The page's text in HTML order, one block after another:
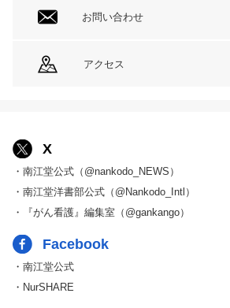
お問い合わせ
アクセス
X
・南江堂公式（@nankodo_NEWS）
・南江堂洋書部公式（@Nankodo_Intl）
・『がん看護』編集室（@gankango）
Facebook
・南江堂公式
・NurSHARE